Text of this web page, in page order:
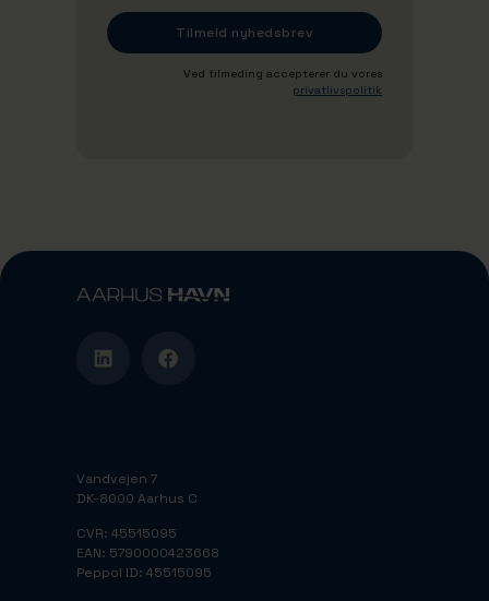
Ved tilmeding accepterer du vores
privatlivspolitik
Vandvejen 7
DK-8000 Aarhus C
CVR: 45515095
EAN: 5790000423668
Peppol ID: 45515095